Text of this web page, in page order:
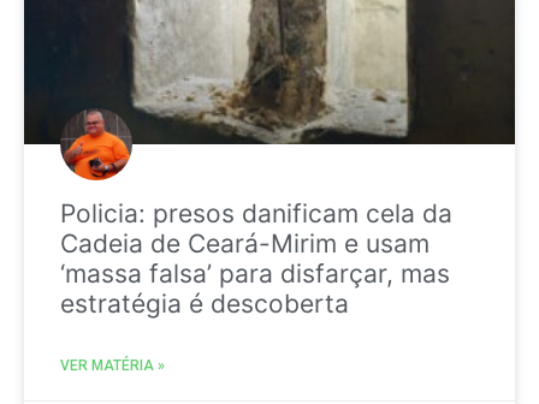
Policia: presos danificam cela da
Cadeia de Ceará-Mirim e usam
‘massa falsa’ para disfarçar, mas
estratégia é descoberta
VER MATÉRIA »